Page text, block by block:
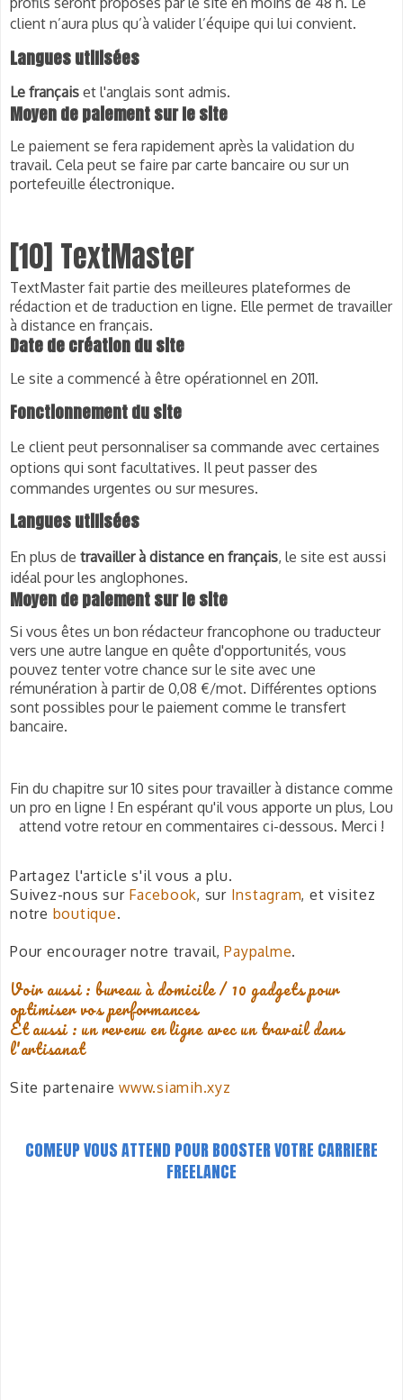
client n’aura plus qu’à valider l’équipe qui lui convient.
Langues utilisées
Le français et l'anglais sont admis.
Moyen de paiement sur le site
Le paiement se fera rapidement après la validation du
travail. Cela peut se faire par carte bancaire ou sur un
portefeuille électronique.
[10] TextMaster
TextMaster fait partie des meilleures plateformes de
rédaction et de traduction en ligne. Elle permet de travailler
à distance en français.
Date de création du site
Le site a commencé à être opérationnel en 2011.
Fonctionnement du site
Le client peut personnaliser sa commande avec certaines
options qui sont facultatives. Il peut passer des
commandes urgentes ou sur mesures.
Langues utilisées
En plus de travailler à distance en français, le site est aussi
idéal pour les anglophones.
Moyen de paiement sur le site
Si vous êtes un bon rédacteur francophone ou traducteur
vers une autre langue en quête d'opportunités, vous
pouvez tenter votre chance sur le site avec une
rémunération à partir de 0,08 €/mot. Différentes options
sont possibles pour le paiement comme le transfert
bancaire.
Fin du chapitre sur 10 sites pour travailler à distance comme
un pro en ligne ! En espérant qu'il vous apporte un plus, Lou
attend votre retour en commentaires ci-dessous. Merci !
Partagez l'article s'il vous a plu.
Suivez-nous sur Facebook, sur Instagram, et visitez
notre boutique.
Pour encourager notre travail,Paypalme.
Voir aussi : bureau à domicile / 10 gadgets pour
optimiser vos performances
Et aussi : un revenu en ligne avec un travail dans
l'artisanat
Site partenaire www.siamih.xyz
COMEUP VOUS ATTEND POUR BOOSTER VOTRE CARRIERE
FREELANCE